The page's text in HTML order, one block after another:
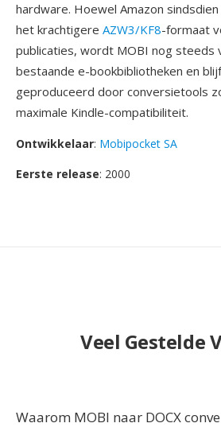
hardware. Hoewel Amazon
het krachtigere AZW3/KF8-formaat
publicaties, wordt MOBI nog steeds
bestaande e-bookbibliotheken en
geproduceerd door conversietools
maximale Kindle-compatibiliteit.
Ontwikkelaar: Mobipocket SA
Eerste release: 2000
Veel Gestelde
Waarom MOBI naar DOCX